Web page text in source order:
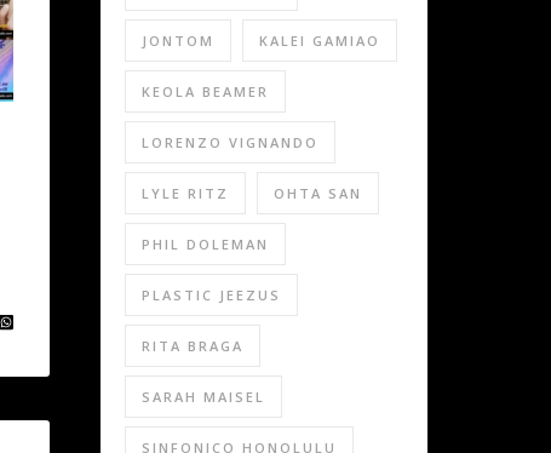
JONTOM KALEI GAMIAO
KEOLA BEAMER
LORENZO VIGNANDO
LYLE RITZ OHTA SAN
PHIL DOLEMAN
PLASTIC JEEZUS
RITA BRAGA
SARAH MAISEL
SINFONICO HONOLULU